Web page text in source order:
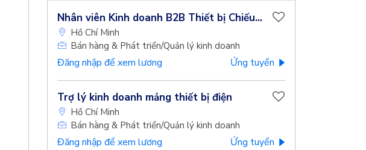
Nhân viên Kinh doanh B2B Thiết bị Chiếu...
Hồ Chí Minh
Bán hàng & Phát triển/Quản lý kinh doanh
Đăng nhập để xem lương Ứng tuyển
Trợ lý kinh doanh mảng thiết bị điện
Hồ Chí Minh
Bán hàng & Phát triển/Quản lý kinh doanh
Đăng nhập để xem lương Ứng tuyển